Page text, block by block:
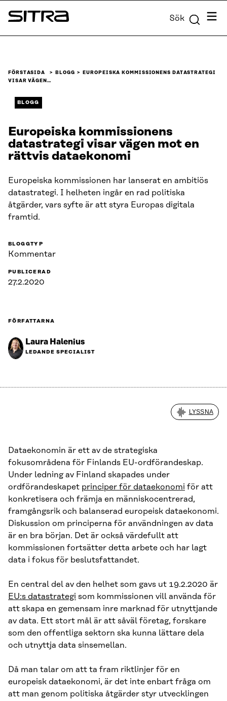
Skip to
content
Sitra Sök Meny
FÖRSTASIDA BLOGG
EUROPEISKA KOMMISSIONENS DATASTRATEGI
VISAR VÄGEN…
BLOGG
Europeiska kommissionens
datastrategi visar vägen mot en
rättvis dataekonomi
Europeiska kommissionen har lanserat en ambitiös
datastrategi. I helheten ingår en rad politiska
åtgärder, vars syfte är att styra Europas digitala
framtid.
BLOGGTYP
Kommentar
PUBLICERAD
27.2.2020
FÖRFATTARNA
Laura Halenius
LEDANDE SPECIALIST
LYSSNA
Dataekonomin är ett av de strategiska
fokusområdena för Finlands EU-ordförandeskap.
Under ledning av Finland skapades under
ordförandeskapet principer för dataekonomi för att
konkretisera och främja en människocentrerad,
framgångsrik och balanserad europeisk dataekonomi.
Diskussion om principerna för användningen av data
är en bra början. Det är också värdefullt att
kommissionen fortsätter detta arbete och har lagt
data i fokus för beslutsfattandet.
En central del av den helhet som gavs ut 19.2.2020 är
EU:s datastrategi som kommissionen vill använda för
att skapa en gemensam inre marknad för utnyttjande
av data. Ett stort mål är att såväl företag, forskare
som den offentliga sektorn ska kunna lättare dela
och utnyttja data sinsemellan.
Då man talar om att ta fram riktlinjer för en
europeisk dataekonomi, är det inte enbart fråga om
att man genom politiska åtgärder styr utvecklingen